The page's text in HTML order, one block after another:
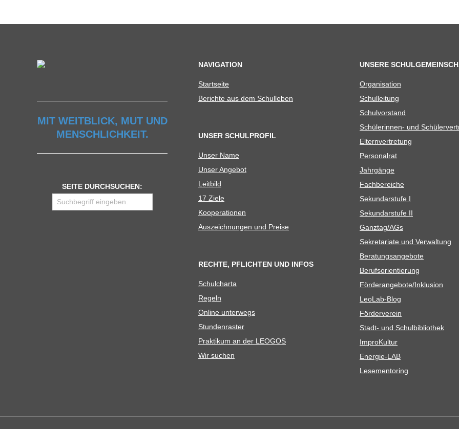
H
L
E
MIT WEITBLICK, MUT UND
MENSCHLICHKEIT.
SEITE DURCHSUCHEN:
NAVIGATION
Start­seite
Berichte aus dem Schulleben
UNSER SCHULPROFIL
Unser Name
Unser Ange­bot
Leit­bild
17 Ziele
Koope­ra­tio­nen
Aus­zeich­nun­gen und Preise
RECHTE, PFLICHTEN UND INFOS
Schul­charta
Regeln
Online unter­wegs
Stun­den­ras­ter
Prak­ti­kum an der LEOGOS
Wir suchen
UNSERE
Orga­ni­sa­tion
Schul­lei­tung
Schul­vor­stand
Schü­le­rin­nen- und
Eltern­ver­tre­tung
Per­so­nal­rat
Jahr­gänge
Fach­be­rei­che
Sekun­dar­stufe I
Sekun­dar­stufe II
Ganztag/​​AGs
Sekre­ta­riate und Verwaltung
Bera­tungs­an­ge­bote
Berufs­ori­en­tie­rung
Förderangebote/​​Inklusion
Leo­Lab-Blog
För­der­ver­ein
Stadt- und Schulbibliothek
Impro­Kul­tur
Ener­­gie-LAB
Lese­men­to­ring